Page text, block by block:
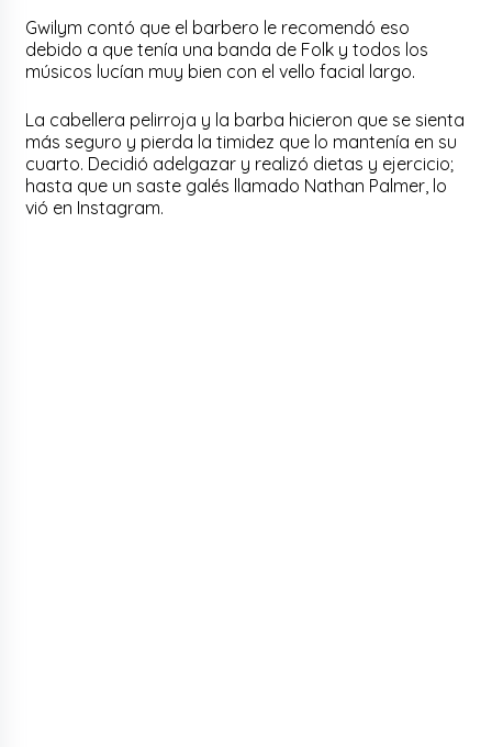
Gwilym contó que el barbero le recomendó eso
debido a que tenía una banda de Folk y todos los
músicos lucían muy bien con el vello facial largo.
La cabellera pelirroja y la barba hicieron que se sienta
más seguro y pierda la timidez que lo mantenía en su
cuarto. Decidió adelgazar y realizó dietas y ejercicio;
hasta que un saste galés llamado Nathan Palmer, lo
vió en Instagram.